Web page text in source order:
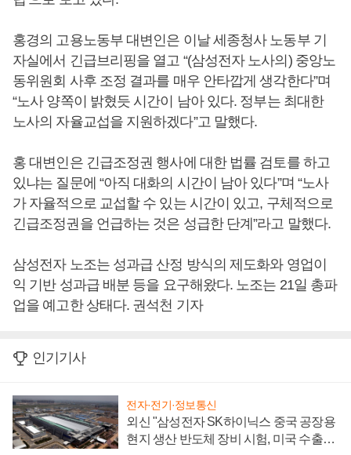
홍경의 고용노동부 대변인은 이날 세종청사 노동부 기
자실에서 긴급브리핑을 열고 “(삼성전자 노사의) 중앙노
동위원회 사후 조정 결과를 매우 안타깝게 생각한다”며
“노사 양쪽이 밝혔듯 시간이 남아 있다. 정부는 최대한
노사의 자율교섭을 지원하겠다”고 말했다.
홍 대변인은 긴급조정권 행사에 대한 법률 검토를 하고
있냐는 질문에 “아직 대화의 시간이 남아 있다”며 “노사
가 자율적으로 교섭할 수 있는 시간이 있고, 구체적으로
긴급조정권을 언급하는 것은 성급한 단계”라고 말했다.
삼성전자 노조는 성과급 산정 방식의 제도화와 영업이
익 기반 성과급 배분 등을 요구해왔다. 노조는 21일 총파
업을 예고한 상태다. 권석천 기자
인기기사
전자·전기·정보통신
외신 "삼성전자 SK하이닉스 중국 공장용
현지 생산 반도체 장비 시험, 미국 수출통